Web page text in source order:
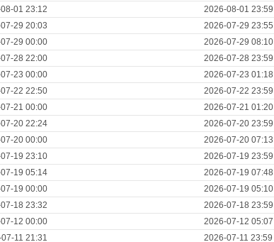
01 23:12 2026-08-01 23:59
29 20:03 2026-07-29 23:55
29 00:00 2026-07-29 08:10
28 22:00 2026-07-28 23:59
23 00:00 2026-07-23 01:18
22 22:50 2026-07-22 23:59
21 00:00 2026-07-21 01:20
20 22:24 2026-07-20 23:59
20 00:00 2026-07-20 07:13
19 23:10 2026-07-19 23:59
19 05:14 2026-07-19 07:48
19 00:00 2026-07-19 05:10
18 23:32 2026-07-18 23:59
12 00:00 2026-07-12 05:07
11 21:31 2026-07-11 23:59